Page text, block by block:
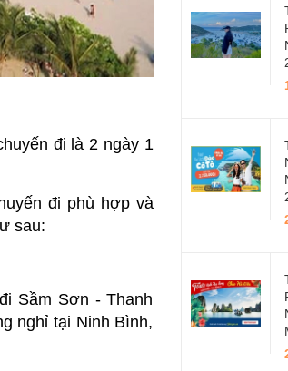
đi là 2 ngày 1
đi phù hợp và
sau:
Sầm Sơn - Thanh
nghỉ tại Ninh Bình,